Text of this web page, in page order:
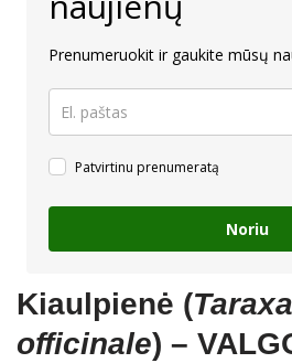
Prenumeruokit ir gaukite mūsų
Patvirtinu prenumeratą
Noriu
Kiaulpienė (
officinale) –